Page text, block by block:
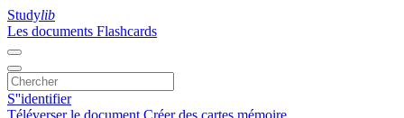
Studylib
Les documents Flashcards
S''identifier
Téléverser le document Créer des cartes mémoire